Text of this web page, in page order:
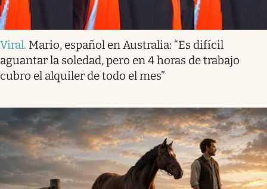
Viral. Mario, español en Australia: “Es difícil
aguantar la soledad, pero en 4 horas de trabajo
cubro el alquiler de todo el mes”